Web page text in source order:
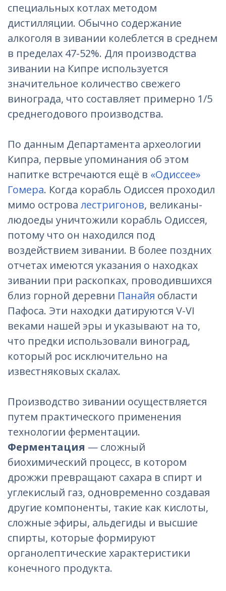
специальных котлах методом
дистилляции. Обычно содержание
алкоголя в зивании колеблется в среднем
в пределах 47-52%. Для производства
зивании на Кипре используется
значительное количество свежего
винограда, что составляет примерно 1/5
среднегодового производства.
По данным Департамента археологии
Кипра, первые упоминания об этом
напитке встречаются ещё в «Одиссее»
Гомера. Когда корабль Одиссея проходил
мимо острова лестригонов, великаны-
людоеды уничтожили корабль Одиссея,
потому что он находился под
воздействием зивании. В более поздних
отчетах имеются указания о находках
зивании при раскопках, проводившихся
близ горной деревни Панайя области
Пафоса. Эти находки датируются V-VI
веками нашей эры и указывают на то,
что предки использовали виноград,
который рос исключительно на
известняковых скалах.
Производство зивании осуществляется
путем практического применения
технологии ферментации.
Ферментация — сложный
биохимический процесс, в котором
дрожжи превращают сахара в спирт и
углекислый газ, одновременно создавая
другие компоненты, такие как кислоты,
сложные эфиры, альдегиды и высшие
спирты, которые формируют
органолептические характеристики
конечного продукта.